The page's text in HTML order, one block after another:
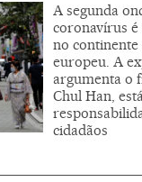
A segunda
coronavírus é
no continente
europeu. A
argumenta o
Chul Han,
cidadãos